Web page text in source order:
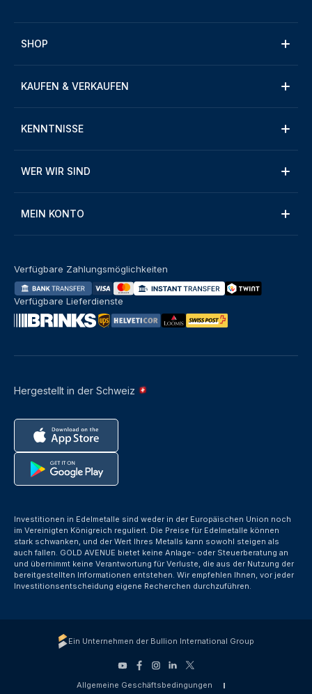
SHOP
KAUFEN & VERKAUFEN
KENNTNISSE
WER WIR SIND
MEIN KONTO
Hergestellt in der Schweiz
Verfügbare Zahlungsmöglichkeiten
Verfügbare Lieferdienste
Investitionen in Edelmetalle sind weder in der Europäischen Union noch
im Vereinigten Königreich reguliert. Die Preise für Edelmetalle können
stark schwanken, und der Wert Ihres Metalls kann sowohl steigen als
auch fallen. GOLD AVENUE bietet keine Anlage- oder Steuerberatung an
und übernimmt keine Verantwortung für Verluste, die aus der Nutzung der
bereitgestellten Informationen entstehen. Wir empfehlen Ihnen, vor jeder
Investitionsentscheidung eigene Recherchen durchzuführen.
Ein Unternehmen der Bullion International Group
Allgemeine Geschäftsbedingungen